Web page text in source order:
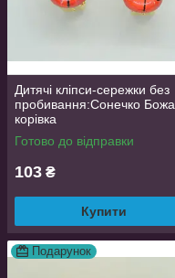
Дитячі кліпси-сережки без
пробивання:Сонечко Божа
корівка
Готово до відправки
103 ₴
Купити
Подарунок